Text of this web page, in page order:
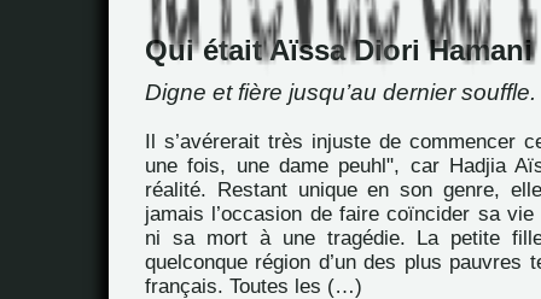
Qui était Aïssa Diori Hamani
Digne et fière jusqu’au dernier souffle.
Il s’avérerait très injuste de commencer
une fois, une dame peuhl", car Hadjia
réalité. Restant unique en son genre,
jamais l’occasion de faire coïncider sa
ni sa mort à une tragédie. La petite
quelconque région d’un des plus pauvres
français. Toutes les (…)